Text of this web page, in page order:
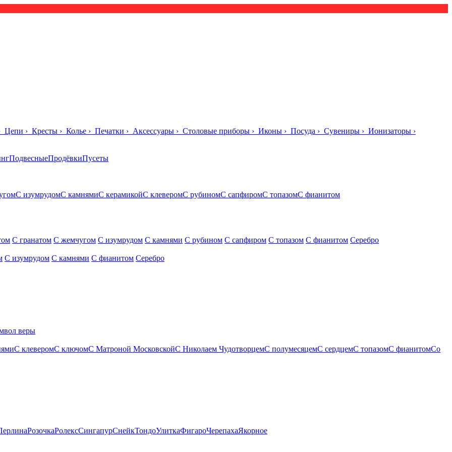
Цепи › Кресты › Колье › Печатки › Аксессуары › Столовые приборы › Иконы › Посуда › Сувениры › Ионизаторы ›
ПодвесныеПродёвкиПусеты
С изумрудомС камнямиС керамикойС клеверомС рубиномС сапфиромС топазомС фианитом
С гранатом С жемчугом С изумрудом С камнями С рубином С сапфиром С топазом С фианитом Серебро
С изумрудом С камнями С фианитом Серебро
веры
С клеверомС ключомС Матроной МосковскойС Николаем ЧудотворцемС полумесяцемС сердцемС топазомС фианитомСо
РозочкаРолексСингапурСнейкТондоУлиткаФигароЧерепахаЯкорное